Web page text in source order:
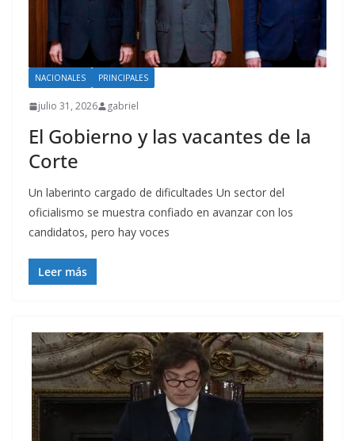
NACIONALES PRINCIPALES
julio 31, 2026 gabriel
El Gobierno y las vacantes de la
Corte
Un laberinto cargado de dificultades Un sector del
oficialismo se muestra confiado en avanzar con los
candidatos, pero hay voces
Leer más